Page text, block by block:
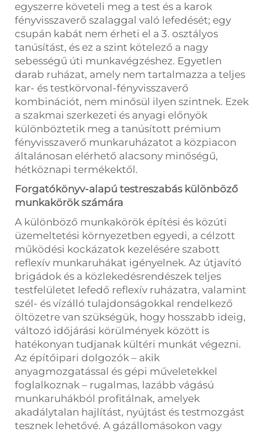
egyszerre követeli meg a test és a karok
fényvisszaverő szalaggal való lefedését; egy
csupán kabát nem érheti el a 3. osztályos
tanúsítást, és ez a szint kötelező a nagy
sebességű úti munkavégzéshez. Egyetlen
darab ruházat, amely nem tartalmazza a teljes
kar- és testkörvonal-fényvisszaverő
kombinációt, nem minősül ilyen szintnek. Ezek
a szakmai szerkezeti és anyagi előnyök
különböztetik meg a tanúsított prémium
fényvisszaverő munkaruházatot a közpiacon
általánosan elérhető alacsony minőségű,
hétköznapi termékektől.
Forgatókönyv-alapú testreszabás különböző
munkakörök számára
A különböző munkakörök építési és közúti
üzemeltetési környezetben egyedi, a célzott
működési kockázatok kezelésére szabott
reflexív munkaruhákat igényelnek. Az útjavító
brigádok és a közlekedésrendészek teljes
testfelületet lefedő reflexív ruházatra, valamint
szél- és vízálló tulajdonságokkal rendelkező
öltözetre van szükségük, hogy hosszabb ideig,
változó időjárási körülmények között is
hatékonyan tudjanak kültéri munkát végezni.
Az építőipari dolgozók – akik
anyagmozgatással és gépi műveletekkel
foglalkoznak – rugalmas, lazább vágású
munkaruhákból profitálnak, amelyek
akadálytalan hajlítást, nyújtást és testmozgást
tesznek lehetővé. A gázállomásokon vagy